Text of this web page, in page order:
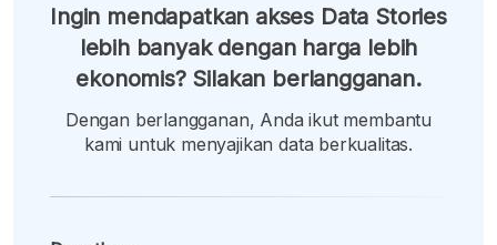
Ingin mendapatkan akses Data Stories
lebih banyak dengan harga lebih
ekonomis? Silakan berlangganan.
Dengan berlangganan, Anda ikut membantu
kami untuk menyajikan data berkualitas.